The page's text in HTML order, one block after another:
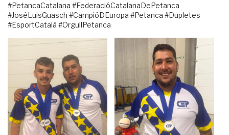
#PetancaCatalana #FederacióCatalanaDePetanca
#JoséLuisGuasch #CampióDEuropa #Petanca #Dupletes
#EsportCatalà #OrgullPetanca